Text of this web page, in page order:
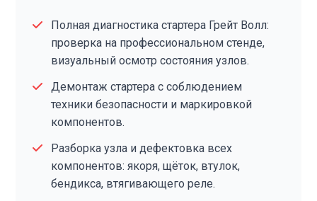
Полная диагностика стартера Грейт Волл:
проверка на профессиональном стенде,
визуальный осмотр состояния узлов.
Демонтаж стартера с соблюдением
техники безопасности и маркировкой
компонентов.
Разборка узла и дефектовка всех
компонентов: якоря, щёток, втулок,
бендикса, втягивающего реле.